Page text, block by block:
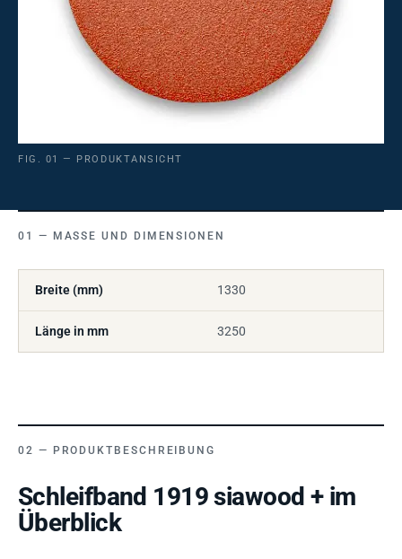
FIG. 01 — PRODUKTANSICHT
MASSE UND DIMENSIONEN
Breite (mm) 1330
Länge in mm 3250
PRODUKTBESCHREIBUNG
Schleifband 1919 siawood + im
Überblick